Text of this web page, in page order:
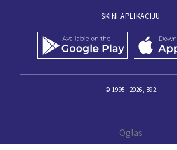
SKINI APLIKACIJU
© 1995 - 2026, B92